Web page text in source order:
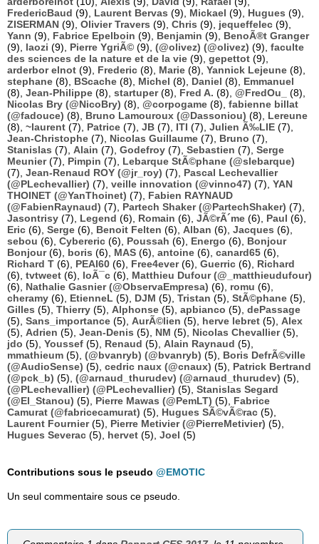
FredericBaud (9), Laurent Bervas (9), Mickael (9), Hugues (9),
ZISERMAN (9), Olivier Travers (9), Chris (9), jequeffelec (9),
Yann (9), Fabrice Epelboin (9), Benjamin (9), BenoÃ®t Granger
(9), laozi (9), Pierre YgriÃ© (9), (@olivez) (@olivez) (9), faculte
des sciences de la nature et de la vie (9), gepettot (9),
arderbor elnot (9), Frederic (8), Marie (8), Yannick Lejeune (8),
stephane (8), BScache (8), Michel (8), Daniel (8), Emmanuel
(8), Jean-Philippe (8), startuper(8), Fred A. (8), @FredOu_
(8),
Nicolas Bry (@NicoBry) (8), @corpogame (8), fabienne billat
(@fadouce) (8), Bruno Lamouroux (@Dassoniou) (8), Lereune
(8), ~laurent (7), Patrice (7), JB (7), ITI (7), Julien Ã‰LIE (7),
Jean-Christophe (7), Nicolas Guillaume (7), Bruno (7),
Stanislas (7), Alain (7), Godefroy (7), Sebastien (7), Serge
Meunier(7), Pimpin (7), Lebarque StÃ©phane (@slebarque)
(7), Jean-Renaud ROY (@jr_roy) (7), Pascal Lechevallier
(@PLechevallier) (7), veille innovation (@vinno47) (7), YAN
THOINET (@YanThoinet) (7), Fabien RAYNAUD
(@FabienRaynaud) (7), Partech Shaker (@PartechShaker) (7),
Jasontrisy (7), Legend (6), Romain (6), JÃ©rÃ´me (6), Paul (6),
Eric (6), Serge (6), Benoit Felten (6), Alban (6), Jacques (6),
sebou (6), Cybereric (6), Poussah (6), Energo (6), Bonjour
Bonjour(6), boris (6), MAS (6), antoine (6), canard65 (6),
Richard T (6), PEAI60 (6), Free4ever(6), Guerric (6), Richard
(6), tvtweet (6), loÃ¯c (6), Matthieu Dufour (@_matthieudufour)
(6), Nathalie Gasnier (@ObservaEmpresa) (6), romu (6),
cheramy (6), EtienneL (5), DJM (5), Tristan (5), StÃ©phane (5),
Gilles (5), Thierry (5), Alphonse (5), apbianco (5), dePassage
(5), Sans_importance (5), AurÃ©lien (5), herve lebret (5), Alex
(5), Adrien (5), Jean-Denis (5), NM (5), Nicolas Chevallier(5),
jdo (5), Youssef (5), Renaud (5), Alain Raynaud (5),
mmathieum (5), (@bvanryb) (@bvanryb) (5), Boris DefrÃ©ville
(@AudioSense) (5), cedric naux (@cnaux) (5), Patrick Bertrand
(@pck_b) (5), (@arnaud_thurudev) (@arnaud_thurudev) (5),
(@PLechevallier) (@PLechevallier) (5), Stanislas Segard
(@El_Stanou) (5), Pierre Mawas (@PemLT) (5), Fabrice
Camurat (@fabricecamurat) (5), Hugues SÃ©vÃ©rac (5),
Laurent Fournier(5), Pierre Metivier (@PierreMetivier) (5),
Hugues Severac (5), hervet (5), Joel (5)
Contributions sous le pseudo @EMOTIC
Un seul commentaire sous ce pseudo.